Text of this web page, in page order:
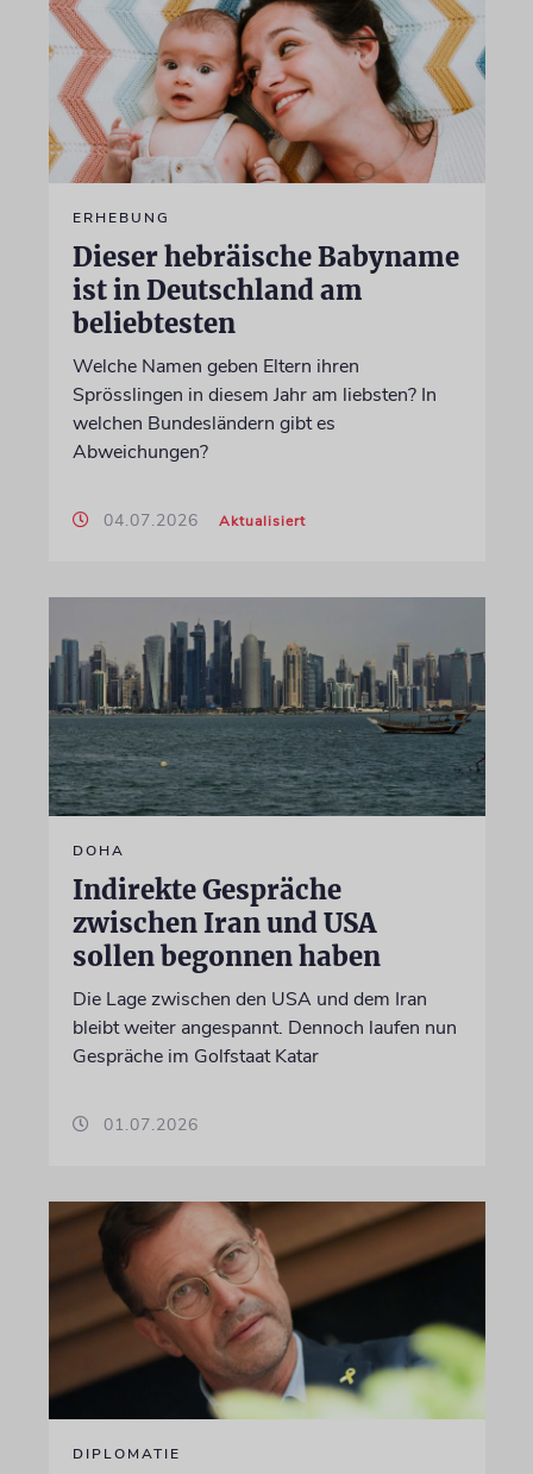
ERHEBUNG
Dieser hebräische Babyname
ist in Deutschland am
beliebtesten
Welche Namen geben Eltern ihren
Sprösslingen in diesem Jahr am liebsten? In
welchen Bundesländern gibt es
Abweichungen?
04.07.2026 Aktualisiert
DOHA
Indirekte Gespräche
zwischen Iran und USA
sollen begonnen haben
Die Lage zwischen den USA und dem Iran
bleibt weiter angespannt. Dennoch laufen nun
Gespräche im Golfstaat Katar
01.07.2026
DIPLOMATIE